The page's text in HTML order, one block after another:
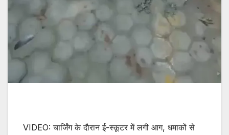
VIDEO: चार्जिंग के दाैरान ई-स्कूटर में लगी आग, धमाकों से